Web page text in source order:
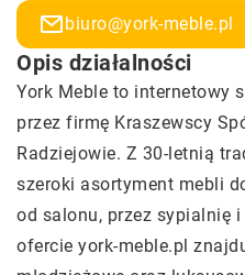
biuro@york-meble.pl
Opis działalności
York Meble to internetowy
przez firmę Kraszewscy
Radziejowie. Z 30-letnią
szeroki asortyment mebli
od salonu, przez sypialnię
ofercie york-meble.pl